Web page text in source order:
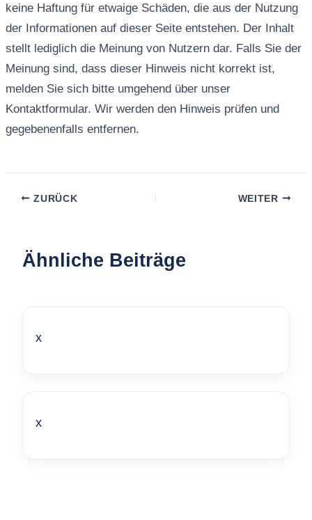
keine Haftung für etwaige Schäden, die aus der Nutzung
der Informationen auf dieser Seite entstehen. Der Inhalt
stellt lediglich die Meinung von Nutzern dar. Falls Sie der
Meinung sind, dass dieser Hinweis nicht korrekt ist,
melden Sie sich bitte umgehend über unser
Kontaktformular. Wir werden den Hinweis prüfen und
gegebenenfalls entfernen.
ZURÜCK WEITER
Ähnliche Beiträge
x
x